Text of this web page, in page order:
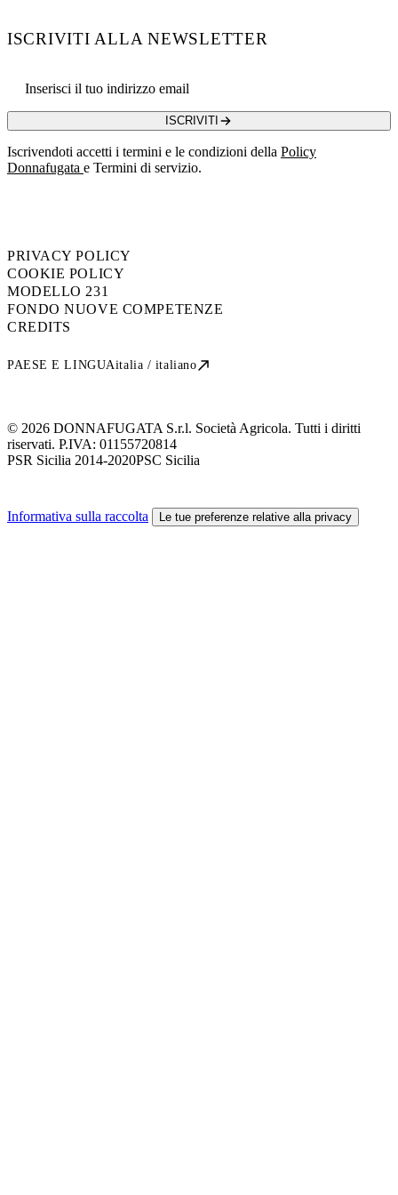
ISCRIVITI ALLA NEWSLETTER
ISCRIVITI
Iscrivendoti accetti i termini e le condizioni della Policy
Donnafugata e Termini di servizio.
PRIVACY POLICY
COOKIE POLICY
MODELLO 231
FONDO NUOVE COMPETENZE
CREDITS
PAESE E LINGUAitalia / italiano
© 2026 DONNAFUGATA S.r.l. Società Agricola. Tutti i diritti
riservati. P.IVA: 01155720814
PSR Sicilia 2014-2020PSC Sicilia
Informativa sulla raccolta Le tue preferenze relative alla privacy